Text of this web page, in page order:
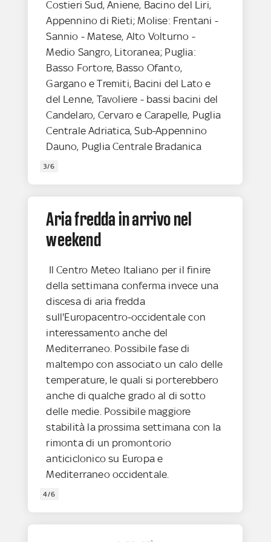
Costieri Sud, Aniene, Bacino del Liri,
Appennino di Rieti; Molise: Frentani -
Sannio - Matese, Alto Volturno -
Medio Sangro, Litoranea; Puglia:
Basso Fortore, Basso Ofanto,
Gargano e Tremiti, Bacini del Lato e
del Lenne, Tavoliere - bassi bacini del
Candelaro, Cervaro e Carapelle, Puglia
Centrale Adriatica, Sub-Appennino
Dauno, Puglia Centrale Bradanica
3/6
Aria fredda in arrivo nel
weekend
Il Centro Meteo Italiano per il finire
della settimana conferma invece una
discesa di aria fredda
sull'Europacentro-occidentale con
interessamento anche del
Mediterraneo. Possibile fase di
maltempo con associato un calo delle
temperature, le quali si porterebbero
anche di qualche grado al di sotto
delle medie. Possibile maggiore
stabilità la prossima settimana con la
rimonta di un promontorio
anticiclonico su Europa e
Mediterraneo occidentale.
4/6